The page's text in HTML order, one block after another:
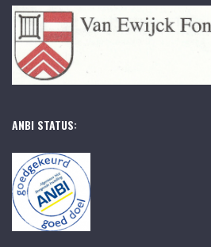
ANBI STATUS: